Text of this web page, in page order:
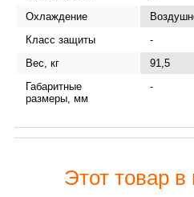
Охлаждение
Класс защиты
-
Вес, кг
91,5
Габаритные
размеры, мм
-
Этот товар в